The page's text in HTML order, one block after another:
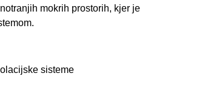
mokrih prostorih, kjer je
sisteme